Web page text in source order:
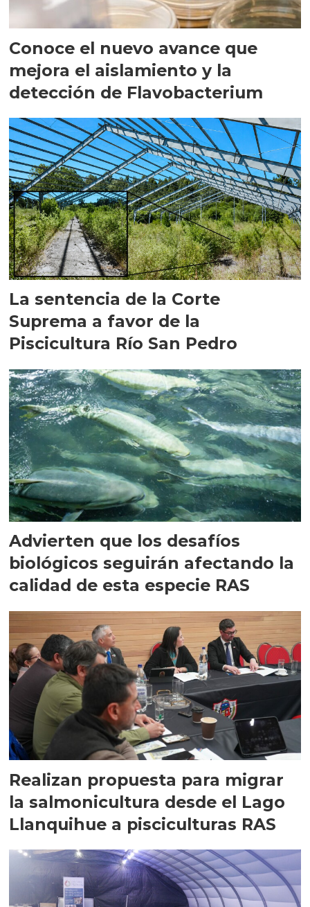
Conoce el nuevo avance que
mejora el aislamiento y la
detección de Flavobacterium
La sentencia de la Corte
Suprema a favor de la
Piscicultura Río San Pedro
Advierten que los desafíos
biológicos seguirán afectando la
calidad de esta especie RAS
Realizan propuesta para migrar
la salmonicultura desde el Lago
Llanquihue a pisciculturas RAS